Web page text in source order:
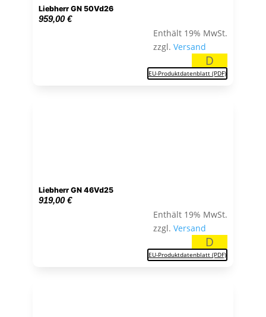
Liebherr GN 50Vd26
959,00€
Enthält 19% MwSt.
zzgl.Versand
D
EU-Produktdatenblatt (PDF)
Liebherr GN 46Vd25
919,00€
Enthält 19% MwSt.
zzgl.Versand
D
EU-Produktdatenblatt (PDF)